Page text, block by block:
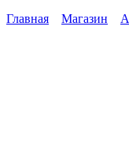
Главная
Магазин